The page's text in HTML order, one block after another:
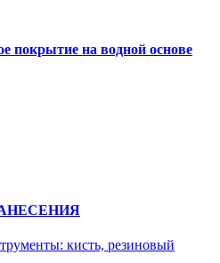
покрытие на водной основе
кисть, резиновый